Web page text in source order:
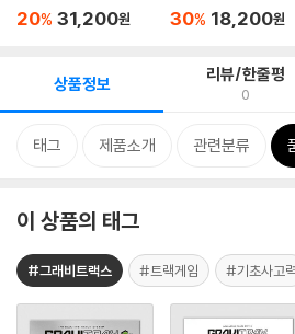
6세...
20% 31,200원 30% 18,200원
상품정보 리뷰/한줄평
0
태그 제품소개 관련분류
이 상품의 태그
#그래비트랙스 #트랙게임 #기초사고력